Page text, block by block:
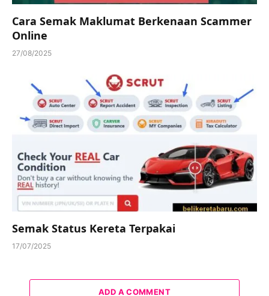
Cara Semak Maklumat Berkenaan Scammer
Online
27/08/2025
Semak Status Kereta Terpakai
17/07/2025
ADD A COMMENT